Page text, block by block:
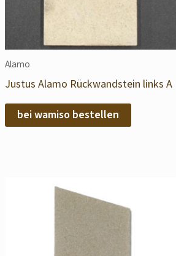
Alamo
Justus Alamo Rückwandstein links A
bei wamiso bestellen